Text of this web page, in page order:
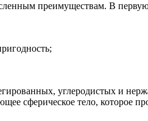
преимуществам. В
углеродистых и
сферическое тело, которое